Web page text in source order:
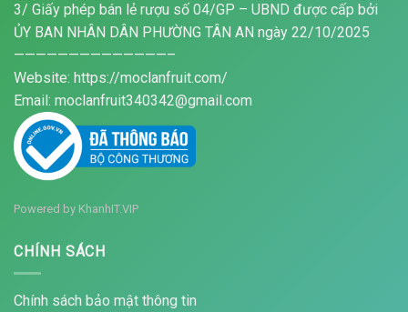
3/ Giấy phép bán lẻ rượu số 04/GP – UBND được cấp bởi
ỦY BAN NHÂN DÂN PHƯỜNG TÂN AN ngày 22/10/2025
——————————————–
Website: https://moclanfruit.com/
Email: moclanfruit340342@gmail.com
Powered by KhanhIT.VIP
CHÍNH SÁCH
Chính sách bảo mật thông tin